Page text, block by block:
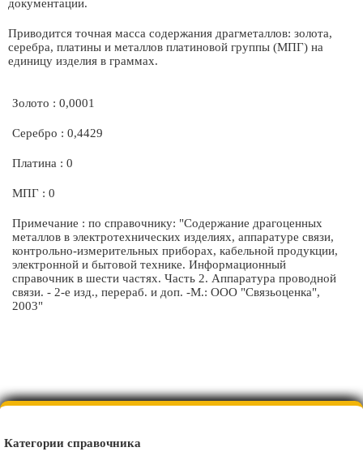
документации.
Приводится точная масса содержания драгметаллов: золота,
серебра, платины и металлов платиновой группы (МПГ) на
единицу изделия в граммах.
Золото : 0,0001
Серебро : 0,4429
Платина : 0
МПГ : 0
Примечание : по справочнику: "Содержание драгоценных
металлов в электротехнических изделиях, аппаратуре связи,
контрольно-измерительных приборах, кабельной продукции,
электронной и бытовой технике. Информационный
справочник в шести частях. Часть 2. Аппаратура проводной
связи. - 2-е изд., перераб. и доп. -М.: ООО "Связьоценка",
2003"
Категории справочника